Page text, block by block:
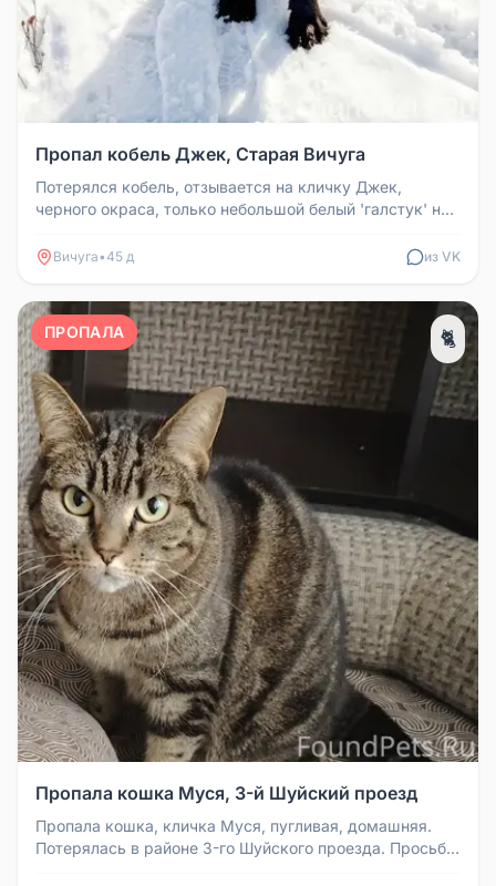
Пропал кобель Джек, Старая Вичуга
Потерялся кобель, отзывается на кличку Джек,
черного окраса, только небольшой белый 'галстук' на
Вичуга•45 д из VK
ПРОПАЛА 🐈
Пропала кошка Муся, 3-й Шуйский проезд
Пропала кошка, кличка Муся, пугливая, домашняя.
Потерялась в районе 3-го Шуйского проезда. Просьба,